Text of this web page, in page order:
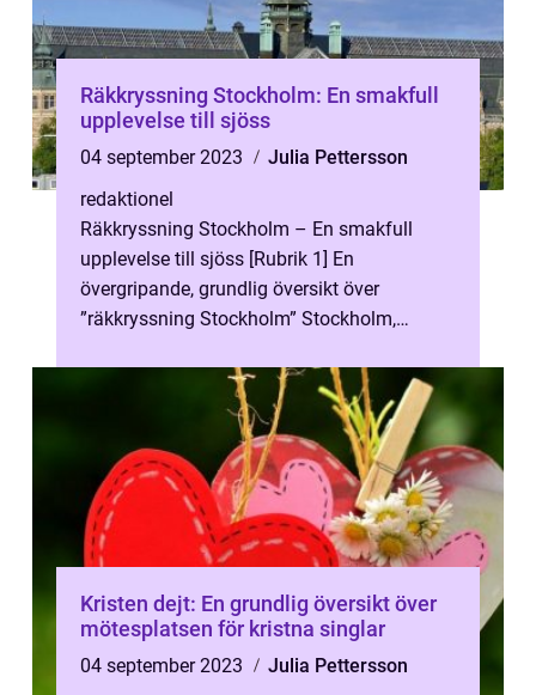
Räkkryssning Stockholm: En smakfull
upplevelse till sjöss
04 september 2023
Julia Pettersson
redaktionel
Räkkryssning Stockholm – En smakfull
upplevelse till sjöss [Rubrik 1] En
övergripande, grundlig översikt över
”räkkryssning Stockholm” Stockholm,
Kristen dejt: En grundlig översikt över
mötesplatsen för kristna singlar
04 september 2023
Julia Pettersson